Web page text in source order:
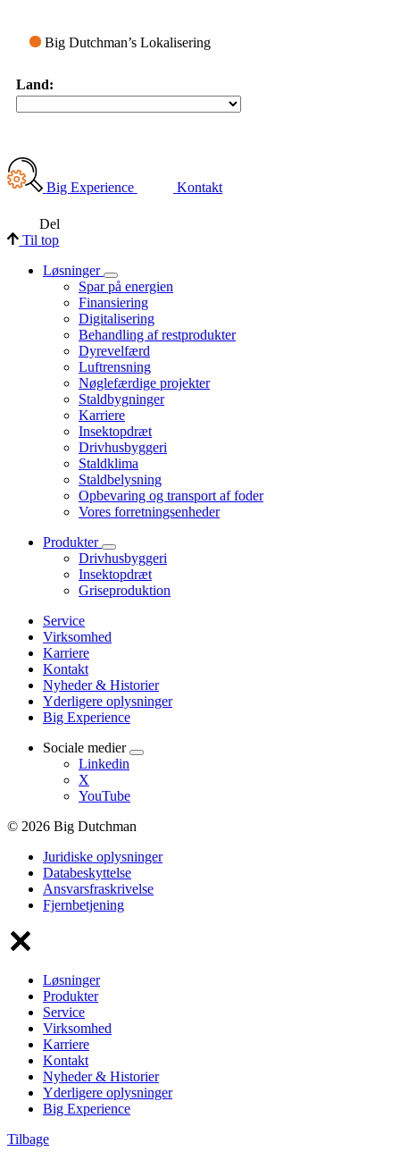
Big Dutchman’s Lokalisering
Land:
Big Experience Kontakt
Del
Til top
Løsninger
Spar på energien
Finansiering
Digitalisering
Behandling af restprodukter
Dyrevelfærd
Luftrensning
Nøglefærdige projekter
Staldbygninger
Karriere
Insektopdræt
Drivhusbyggeri
Staldklima
Staldbelysning
Opbevaring og transport af foder
Vores forretningsenheder
Produkter
Drivhusbyggeri
Insektopdræt
Griseproduktion
Service
Virksomhed
Karriere
Kontakt
Nyheder & Historier
Yderligere oplysninger
Big Experience
Sociale medier
Linkedin
X
YouTube
© 2026 Big Dutchman
Juridiske oplysninger
Databeskyttelse
Ansvarsfraskrivelse
Fjernbetjening
Løsninger
Produkter
Service
Virksomhed
Karriere
Kontakt
Nyheder & Historier
Yderligere oplysninger
Big Experience
Tilbage